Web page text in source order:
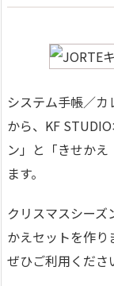
システム手帳／
から、KF
ン」と「きせか
ます。
クリスマスシー
かえセットを作り
ぜひご利用くださ